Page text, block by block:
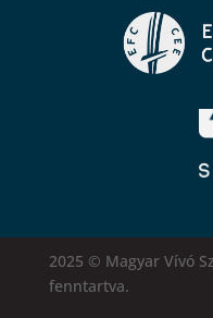
2025 © Magyar Vívó
fenntartva.